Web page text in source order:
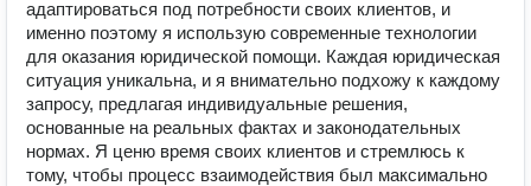
адаптироваться под потребности своих клиентов, и
именно поэтому я использую современные технологии
для оказания юридической помощи. Каждая юридическая
ситуация уникальна, и я внимательно подхожу к каждому
запросу, предлагая индивидуальные решения,
основанные на реальных фактах и законодательных
нормах. Я ценю время своих клиентов и стремлюсь к
тому, чтобы процесс взаимодействия был максимально